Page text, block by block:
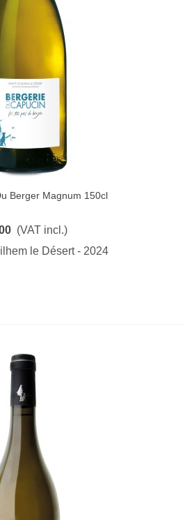
Quick View
Berger Magnum 150cl
(VAT incl.)
le Désert - 2024